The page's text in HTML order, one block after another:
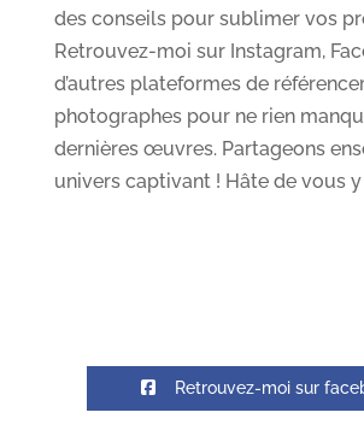
des conseils pour sublimer vos
Retrouvez-moi sur Instagram,
d’autres plateformes de
photographes pour ne rien
dernières œuvres. Partageons
univers captivant ! Hâte de vous
Retrouvez-moi sur